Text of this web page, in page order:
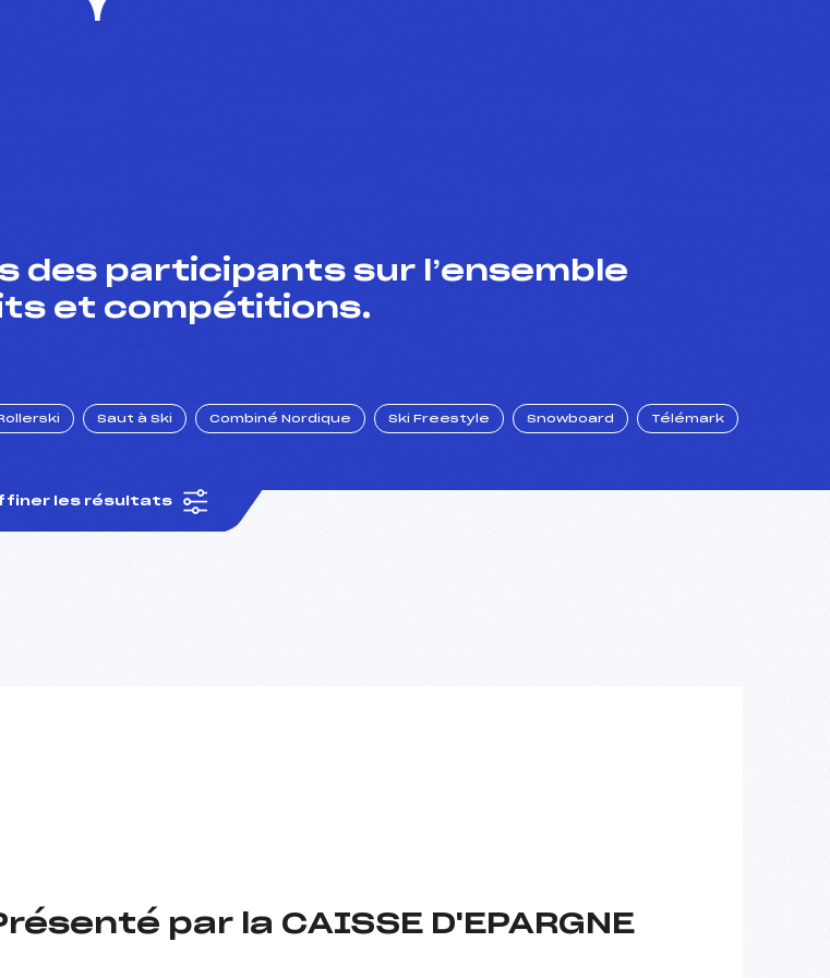
des participants sur l’ensemble
et compétitions.
Saut à Ski Combiné Nordique Ski Freestyle Snowboard Télémark
les résultats
par la CAISSE D'EPARGNE